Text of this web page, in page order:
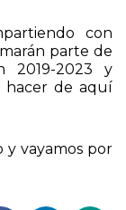
con
parte de
2019-2023 y
hacer de aquí
y vayamos por